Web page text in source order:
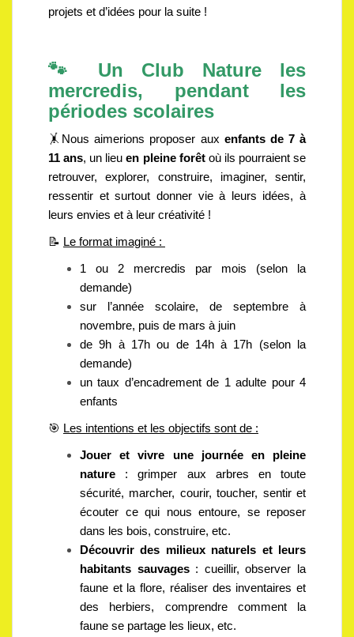
projets et d’idées pour la suite !
🐾 Un Club Nature les
mercredis, pendant les
périodes scolaires
🤸Nous aimerions proposer aux enfants de 7 à
11 ans, un lieuen pleine forêtoù ils pourraient se
retrouver, explorer, construire, imaginer, sentir,
ressentir et surtout donner vie à leurs idées, à
leurs envies et à leur créativité !
📝 Le format imaginé :
1 ou 2 mercredis par mois (selon la
demande)
sur l’année scolaire, de septembre à
novembre, puis de mars à juin
de 9h à 17h ou de 14h à 17h (selon la
demande)
un taux d’encadrement de 1 adulte pour 4
enfants
🎯 Les intentions et les objectifs sont de :
Jouer et vivre une journée en pleine
nature :
grimper aux arbres en toute
sécurité, marcher, courir, toucher, sentir et
écouter ce qui nous entoure, se reposer
dans les bois, construire, etc.
Découvrir des milieux naturels et leurs
habitants sauvages : cueillir, observer la
faune et la flore, réaliser des inventaires et
des herbiers, comprendre comment la
faune se partage les lieux, etc.